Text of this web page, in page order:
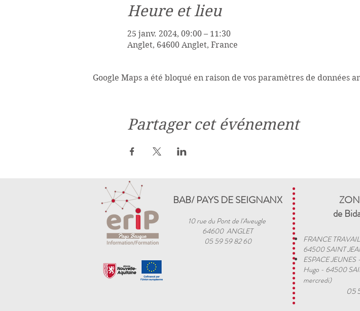
Heure et lieu
25 janv. 2024, 09:00 – 11:30
Anglet, 64600 Anglet, France
Google Maps a été bloqué en raison de vos paramètres de données
Partager cet événement
BAB/ PAYS DE SEIGNANX
10 rue du Pont de l'Aveugle
64600 ANGLET
05 59 59 82 60
de
FRANCE
64500 SAINT
ESPACE
Hugo - 64500
mercredi)
05